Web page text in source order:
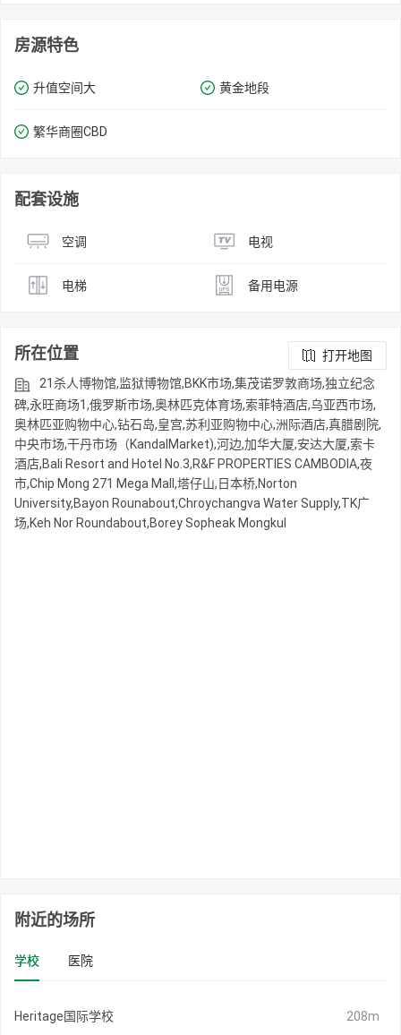
房源特色
升值空间大 黄金地段
繁华商圈​​CBD
配套设施
空调 电视
电梯 备用电源
所在位置
打开地图
21杀人博物馆,监狱博物馆,BKK市场,集茂诺罗敦商场,独立纪念
碑,永旺商场1,俄罗斯市场,奥林匹克体育场,索菲特酒店,乌亚西市场,
奥林匹亚购物中心,钻石岛,皇宫,苏利亚购物中心,洲际酒店,真腊剧院,
中央市场,干丹市场（KandalMarket),河边,加华大厦,安达大厦,索卡
酒店,Bali Resort and Hotel No.3,R&F PROPERTIES CAMBODIA,夜
市,Chip Mong 271 Mega Mall,塔仔山,日本桥,Norton
University,Bayon Rounabout,Chroychangva Water Supply,TK广
场,Keh Nor Roundabout,Borey Sopheak Mongkul
附近的场所
学校 医院
Heritage国际学校 208m